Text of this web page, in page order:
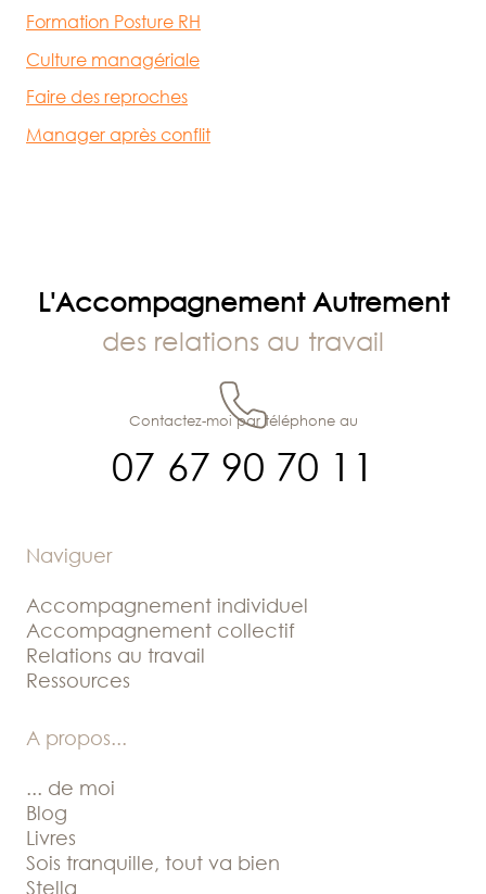
Formation Posture RH
Culture managériale
Faire des reproches
Manager après conflit
L'Accompagnement Autrement
des relations au travail
07 67 90 70 11
Contactez-moi par téléphone au
Naviguer
Accompagnement individuel
Accompagnement collectif
Relations au travail
Ressources
A propos...
... de moi
Blog
Livres
Sois tranquille, tout va bien
Stella